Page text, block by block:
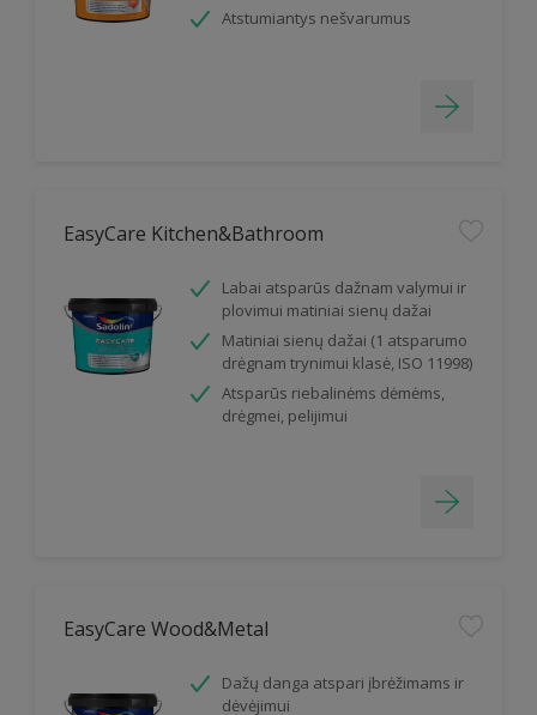
Atstumiantys nešvarumus
EasyCare Kitchen&Bathroom
Labai atsparūs dažnam valymui ir
plovimui matiniai sienų dažai
Matiniai sienų dažai (1 atsparumo
drėgnam trynimui klasė, ISO 11998)
Atsparūs riebalinėms dėmėms,
drėgmei, pelijimui
EasyCare Wood&Metal
Dažų danga atspari įbrėžimams ir
dėvėjimui